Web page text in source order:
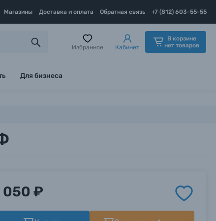
Магазины Доставка и оплата Обратная связь +7 (812) 603-55-55
Избранное Кабинет
В корзине
нет товаров
Для бизнеса
050 ₽